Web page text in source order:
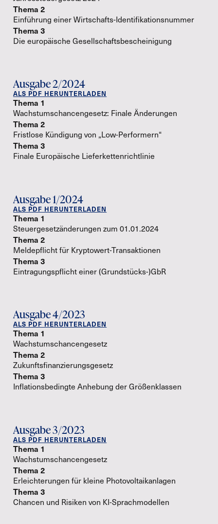
Thema 2
Einführung einer Wirtschafts-Identifikationsnummer
Thema 3
Die europäische Gesellschaftsbescheinigung
Ausgabe 2/2024
ALS PDF HERUNTERLADEN
Thema 1
Wachstumschancengesetz: Finale Änderungen
Thema 2
Fristlose Kündigung von „Low-Performern“
Thema 3
Finale Europäische Lieferkettenrichtlinie
Ausgabe 1/2024
ALS PDF HERUNTERLADEN
Thema 1
Steuergesetzänderungen zum 01.01.2024
Thema 2
Meldepflicht für Kryptowert-Transaktionen
Thema 3
Eintragungspflicht einer (Grundstücks-)GbR
Ausgabe 4/2023
ALS PDF HERUNTERLADEN
Thema 1
Wachstumschancengesetz
Thema 2
Zukunftsfinanzierungsgesetz
Thema 3
Inflationsbedingte Anhebung der Größenklassen
Ausgabe 3/2023
ALS PDF HERUNTERLADEN
Thema 1
Wachstumschancengesetz
Thema 2
Erleichterungen für kleine Photovoltaikanlagen
Thema 3
Chancen und Risiken von KI-Sprachmodellen